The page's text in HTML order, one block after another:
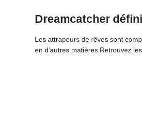
Dreamcatcher
Les attrapeurs de rêves sont
en d’autres matières.Retrouvez les